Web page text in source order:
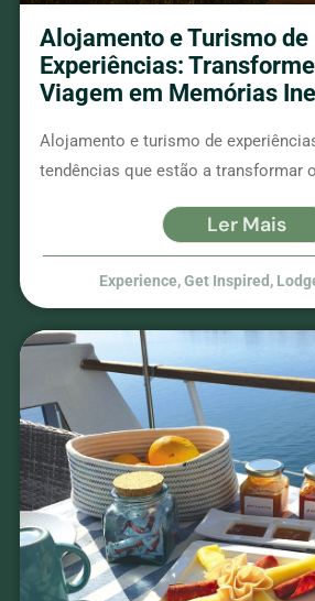
Alojamento e Turismo de
Experiências:
Viagem em Memórias
Alojamento e turismo de
tendências que estão a transformar
Ler Mais
Experience,Get Inspired ,